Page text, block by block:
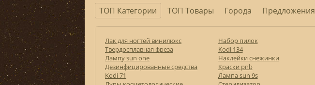
ТОП Категории ТОП Товары Города Предложения
Лак для ногтей винилюкс
Твердосплавная фреза
Лампу sun one
Дезинфицированные средства
Kodi 71
Набор пилок
Kodi 134
Наклейки снежинки
Краски pnb
Лампа sun 9s